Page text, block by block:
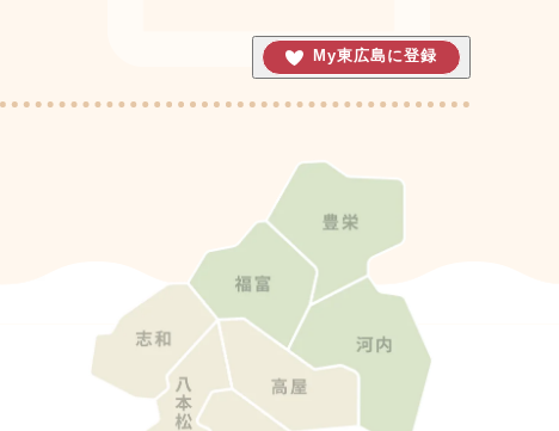
My東広島に登録
観光に関するお問い合わせ
イベント情報掲載申込フォーム